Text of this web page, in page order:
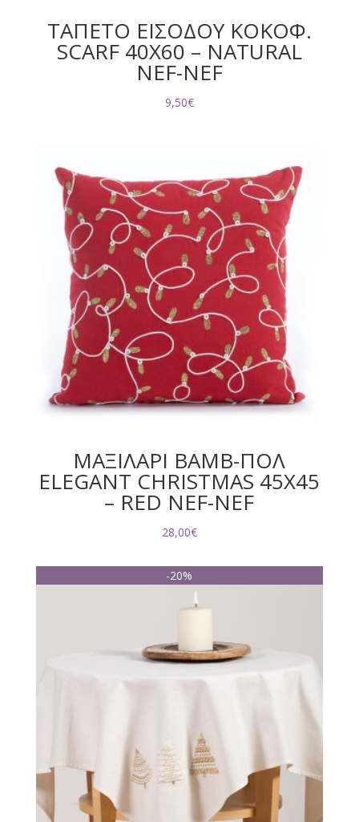
ΤΑΠΕΤΟ ΕΙΣΟΔΟΥ ΚΟΚΟΦ.
SCARF 40X60 – NATURAL
NEF-NEF
9,50€
ΜΑΞΙΛΑΡΙ BAMB-ΠΟΛ
ELEGANT CHRISTMAS 45X45
– RED NEF-NEF
28,00€
-20%